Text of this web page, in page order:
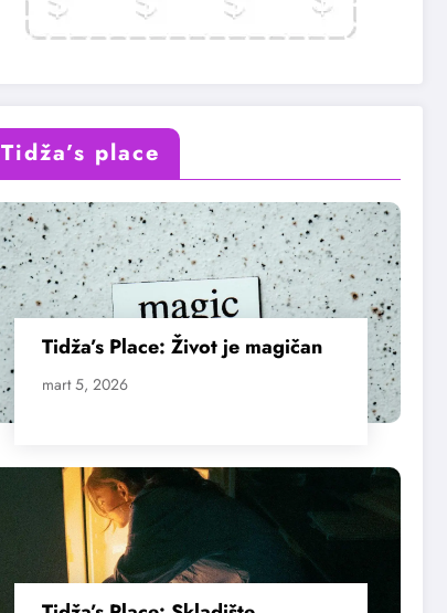
Tidža’s place
Tidža’s Place: Život je magičan
mart 5, 2026